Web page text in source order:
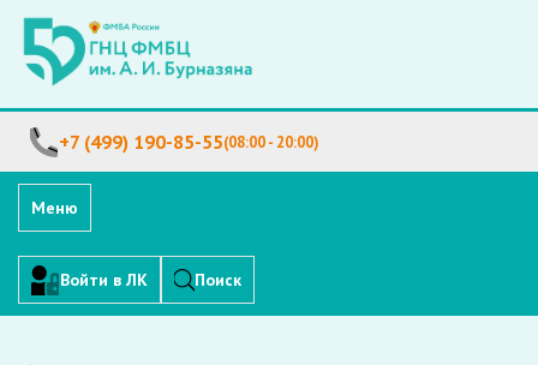
+7 (499) 190-85-55(08:00 - 20:00)
Меню
Войти в ЛК Поиск